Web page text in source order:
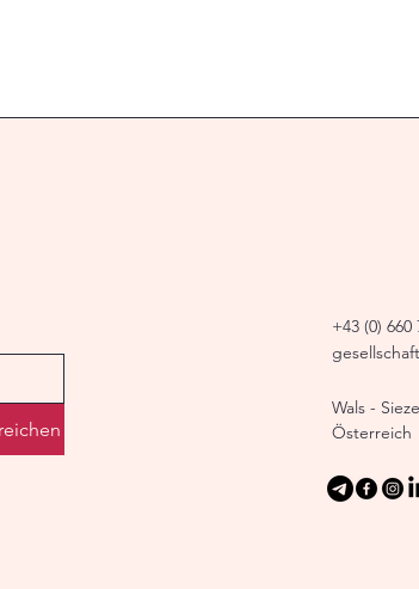
+43 (0) 660
Wals -
Österreich